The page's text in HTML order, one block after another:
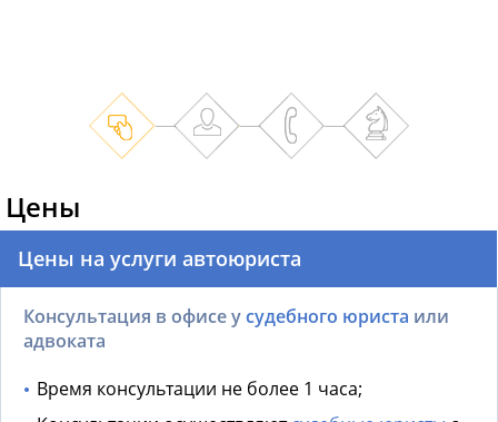
Цены
Цены на услуги автоюриста
Консультация в офисе усудебного юриста или
адвоката
Время консультации не более 1 часа;